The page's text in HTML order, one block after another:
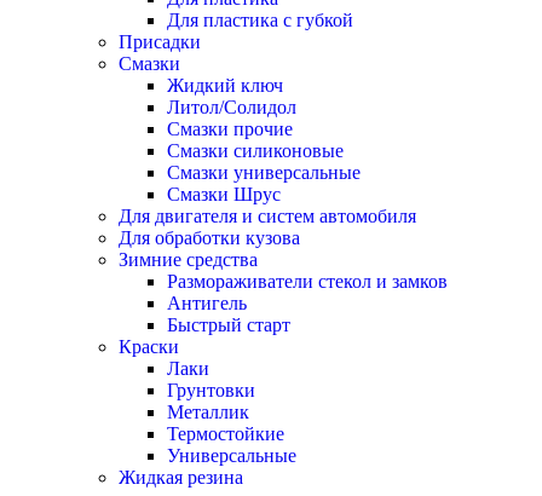
Для пластика с губкой
Присадки
Смазки
Жидкий ключ
Литол/Солидол
Смазки прочие
Смазки силиконовые
Смазки универсальные
Смазки Шрус
Для двигателя и систем автомобиля
Для обработки кузова
Зимние средства
Размораживатели стекол и замков
Антигель
Быстрый старт
Краски
Лаки
Грунтовки
Металлик
Термостойкие
Универсальные
Жидкая резина